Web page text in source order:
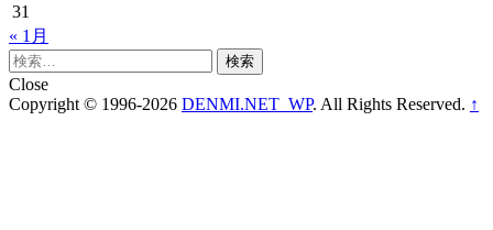
31
« 1月
検
索:
Close
Copyright © 1996-2026 DENMI.NET_WP. All Rights Reserved. ↑